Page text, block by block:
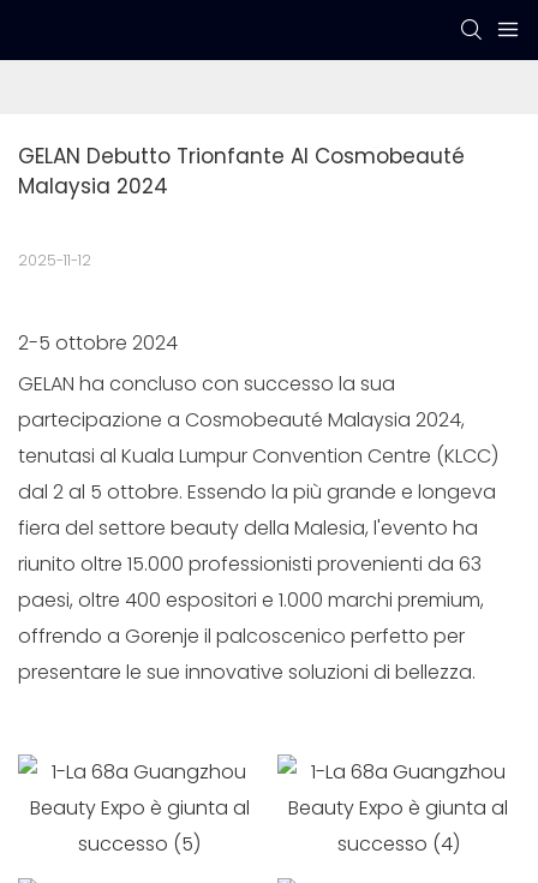
GELAN Debutto Trionfante Al Cosmobeauté
Malaysia 2024
2025-11-12
2-5 ottobre 2024
GELAN ha concluso con successo la sua
partecipazione a Cosmobeauté Malaysia 2024,
tenutasi al Kuala Lumpur Convention Centre (KLCC)
dal 2 al 5 ottobre. Essendo la più grande e longeva
fiera del settore beauty della Malesia, l'evento ha
riunito oltre 15.000 professionisti provenienti da 63
paesi, oltre 400 espositori e 1.000 marchi premium,
offrendo a Gorenje il palcoscenico perfetto per
presentare le sue innovative soluzioni di bellezza.